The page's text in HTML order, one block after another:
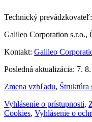
Technický prevádzkovateľ:
Galileo Corporation s.r.o.,
Kontakt: Galileo
Posledná aktualizácia: 7.
Zmena vzhľadu, Štruktúra
Vyhlásenie o prístupnosti,
Cookies, Vyhlásenie o